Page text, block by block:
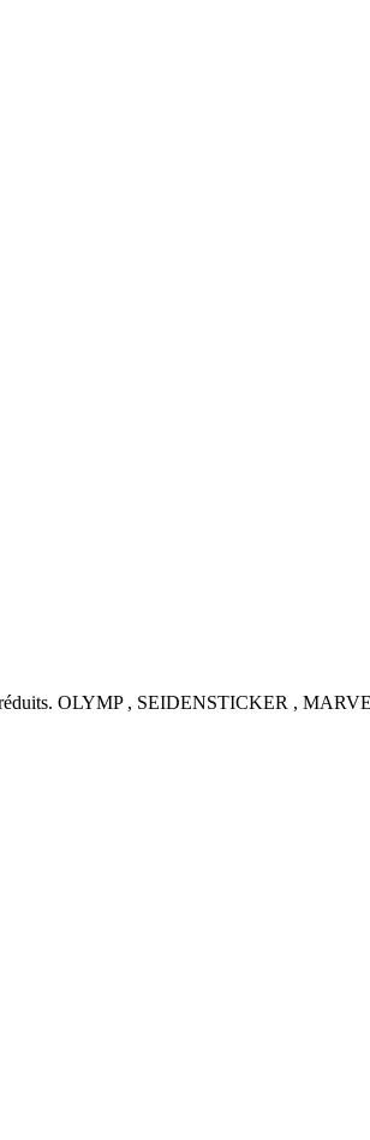
réduits. OLYMP , SEIDENSTICKER ,